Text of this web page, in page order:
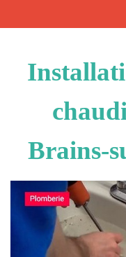
Brains-